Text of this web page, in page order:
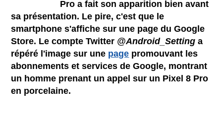
Pro a fait son apparition bien avant
sa présentation. Le pire, c'est que le
smartphone s'affiche sur une page du Google
Store. Le compte Twitter @Android_Setting a
répéré l'image sur une page promouvant les
abonnements et services de Google, montrant
un homme prenant un appel sur un Pixel 8 Pro
en porcelaine.